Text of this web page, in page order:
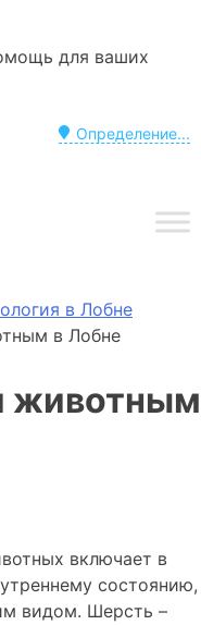
для ваших
Определение...
в Лобне
в Лобне
животным
включает в
состоянию,
видом. Шерсть –